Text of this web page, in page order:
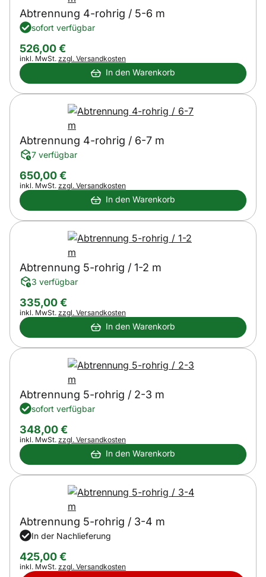
Abtrennung 4-rohrig / 5-6 m
sofort verfügbar
526,00€
Steuerhinweis:
inkl. MwSt. zzgl. Versandkosten
In den Warenkorb
Abtrennung 4-rohrig / 6-7 m
7 verfügbar
650,00€
Steuerhinweis:
inkl. MwSt. zzgl. Versandkosten
In den Warenkorb
Abtrennung 5-rohrig / 1-2 m
3 verfügbar
335,00€
Steuerhinweis:
inkl. MwSt. zzgl. Versandkosten
In den Warenkorb
Abtrennung 5-rohrig / 2-3 m
sofort verfügbar
348,00€
Steuerhinweis:
inkl. MwSt. zzgl. Versandkosten
In den Warenkorb
Abtrennung 5-rohrig / 3-4 m
In der Nachlieferung
425,00€
Steuerhinweis:
inkl. MwSt. zzgl. Versandkosten